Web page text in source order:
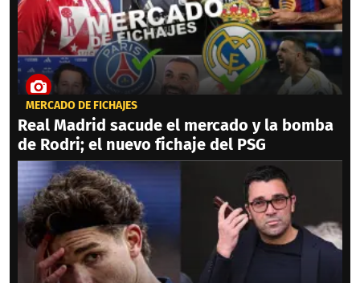
MERCADO DE FICHAJES
Real Madrid sacude el mercado y la bomba
de Rodri; el nuevo fichaje del PSG